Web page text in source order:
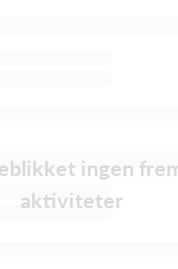
ingen
aktiviteter